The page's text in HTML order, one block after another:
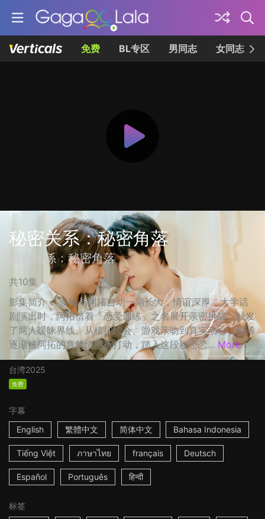
免费 BL专区 男同志 女同志
秘密关系：秘密角落
秘密關係：秘密角落
共10集
影集简介： 俊晞与阿拓自幼一同长大，情谊深厚，大学话
剧演出时，阿拓借着「恋爱训练」之名展开亲密挑战，触发
了两人暧昧界线。从模拟约会、游戏亲吻到真实动心，俊晞
逐渐被阿拓的真挚情感所打动，踏入这段秘密恋... More
台湾2025
免费
字幕
English
繁體中文 简体中文 Bahasa Indonesia
Tiếng Việt ภาษาไทย français Deutsch
Español Português हिन्दी
标签